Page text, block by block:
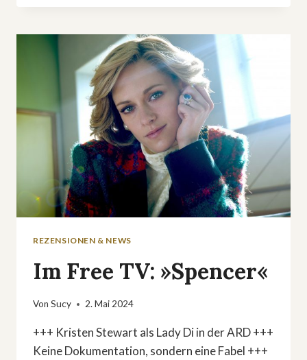
DOKUSERIE
PRINZ
HARRY
REZENSIONEN & NEWS
Im Free TV: »Spencer«
Von Sucy 2. Mai 2024
+++ Kristen Stewart als Lady Di in der ARD +++
Keine Dokumentation, sondern eine Fabel +++